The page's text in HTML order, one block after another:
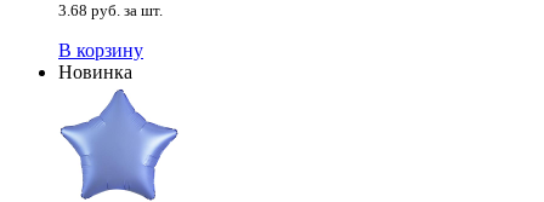
3.68 руб. за шт.
В корзину
Новинка